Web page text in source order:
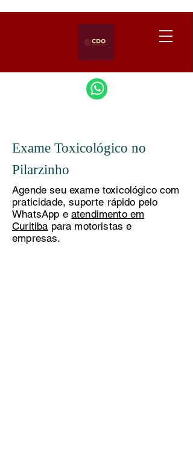
Exame Toxicológico no
Pilarzinho
Agende seu exame toxicológico com
praticidade, suporte rápido pelo
WhatsApp e atendimento em
Curitiba para motoristas e
empresas.